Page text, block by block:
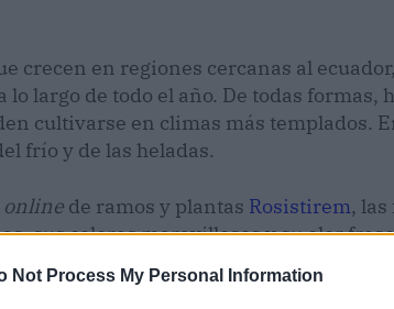
Not Process My Personal Information
crecen en regiones cercanas al ecuador,
largo de todo el año. De todas formas,
cultivarse en climas más templados.
frío y de las heladas.
online de ramos y plantas Rosistirem, las
sus colores maravillosos y su olor
de este tipo puede decorar una